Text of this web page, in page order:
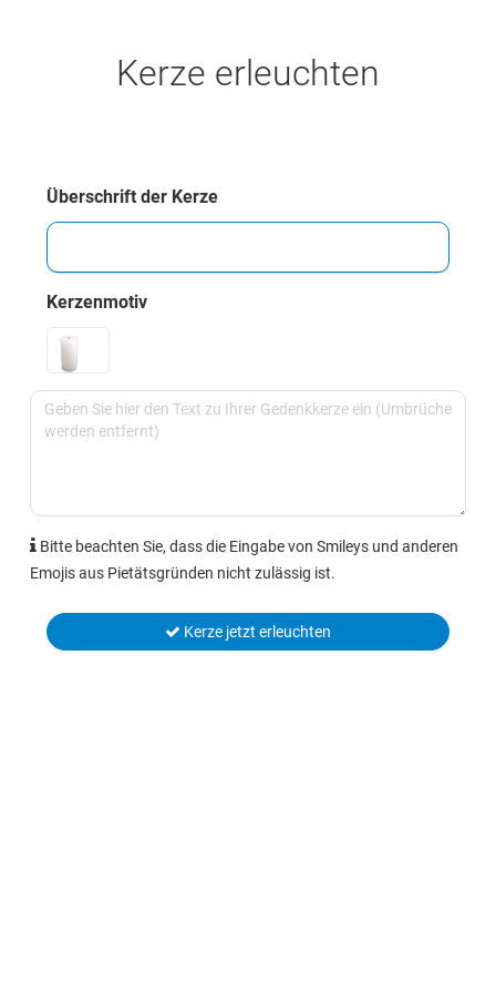
Kerze erleuchten
Überschrift der Kerze
Kerzenmotiv
Bitte beachten Sie, dass die Eingabe von Smileys und anderen
Emojis aus Pietätsgründen nicht zulässig ist.
Kerze jetzt erleuchten